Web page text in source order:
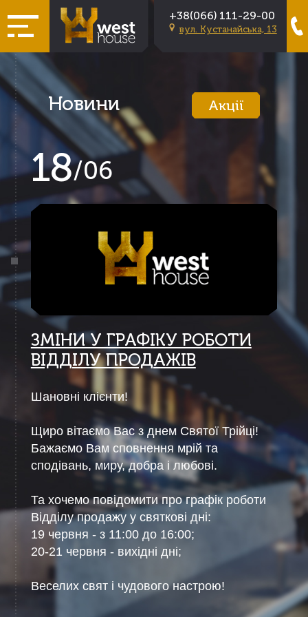
+38(066) 111-29-00
вул. Кустанайська, 13
Новини Акції
18/06
ЗМІНИ У ГРАФІКУ РОБОТИ
ВІДДІЛУ ПРОДАЖІВ
Шановні клієнти!
Щиро вітаємо Вас з днем Святої Трійці!
Бажаємо Вам сповнення мрій та
сподівань, миру, добра і любові.
Та хочемо повідомити про графік роботи
Відділу продажу у святкові дні:
19 червня - з 11:00 до 16:00;
20-21 червня - вихідні дні;
Веселих свят і чудового настрою!